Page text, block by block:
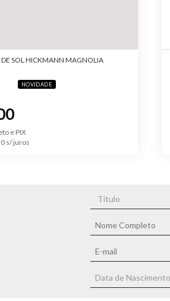
DE SOL HICKMANN MAGNOLIA
NOVIDADE
e PIX